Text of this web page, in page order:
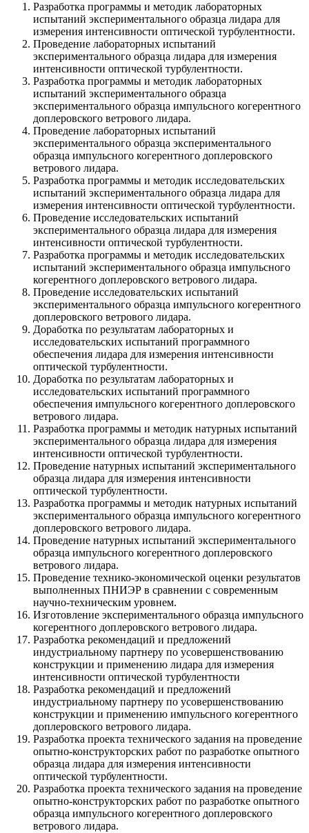
Разработка программы и методик лабораторных
испытаний экспериментального образца лидара для
измерения интенсивности оптической турбулентности.
Проведение лабораторных испытаний
экспериментального образца лидара для измерения
интенсивности оптической турбулентности.
Разработка программы и методик лабораторных
испытаний экспериментального образца
экспериментального образца импульсного когерентного
доплеровского ветрового лидара.
Проведение лабораторных испытаний
экспериментального образца экспериментального
образца импульсного когерентного доплеровского
ветрового лидара.
Разработка программы и методик исследовательских
испытаний экспериментального образца лидара для
измерения интенсивности оптической турбулентности.
Проведение исследовательских испытаний
экспериментального образца лидара для измерения
интенсивности оптической турбулентности.
Разработка программы и методик исследовательских
испытаний экспериментального образца импульсного
когерентного доплеровского ветрового лидара.
Проведение исследовательских испытаний
экспериментального образца импульсного когерентного
доплеровского ветрового лидара.
Доработка по результатам лабораторных и
исследовательских испытаний программного
обеспечения лидара для измерения интенсивности
оптической турбулентности.
Доработка по результатам лабораторных и
исследовательских испытаний программного
обеспечения импульсного когерентного доплеровского
ветрового лидара.
Разработка программы и методик натурных испытаний
экспериментального образца лидара для измерения
интенсивности оптической турбулентности.
Проведение натурных испытаний экспериментального
образца лидара для измерения интенсивности
оптической турбулентности.
Разработка программы и методик натурных испытаний
экспериментального образца импульсного когерентного
доплеровского ветрового лидара.
Проведение натурных испытаний экспериментального
образца импульсного когерентного доплеровского
ветрового лидара.
Проведение технико-экономической оценки результатов
выполненных ПНИЭР в сравнении с современным
научно-техническим уровнем.
Изготовление экспериментального образца импульсного
когерентного доплеровского ветрового лидара.
Разработка рекомендаций и предложений
индустриальному партнеру по усовершенствованию
конструкции и применению лидара для измерения
интенсивности оптической турбулентности
Разработка рекомендаций и предложений
индустриальному партнеру по усовершенствованию
конструкции и применению импульсного когерентного
доплеровского ветрового лидара.
Разработка проекта технического задания на проведение
опытно-конструкторских работ по разработке опытного
образца лидара для измерения интенсивности
оптической турбулентности.
Разработка проекта технического задания на проведение
опытно-конструкторских работ по разработке опытного
образца импульсного когерентного доплеровского
ветрового лидара.